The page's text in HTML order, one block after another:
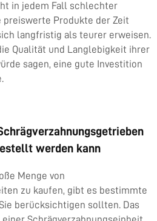
in jedem Fall schlechter
Produkte der Zeit
langfristig als teurer erweisen.
Qualität und Langlebigkeit ihrer
sagen, eine gute Investition
werden kann
Menge von
zu kaufen, gibt es bestimmte
berücksichtigen sollten. Das